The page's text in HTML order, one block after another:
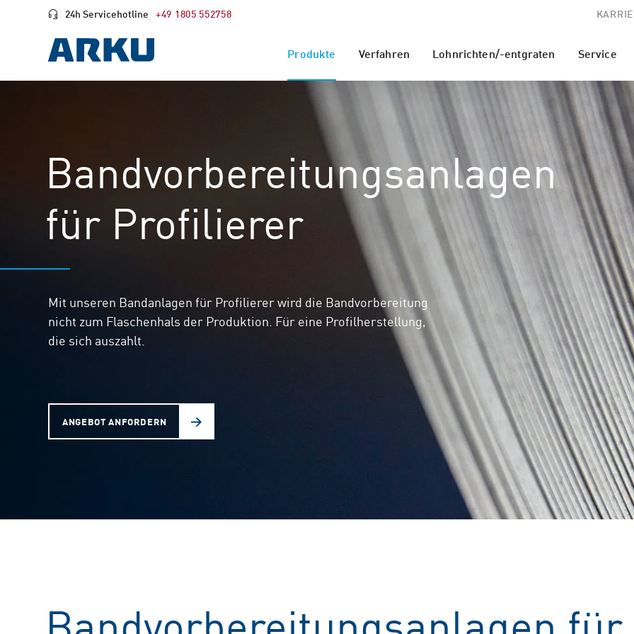
24h Servicehotline +49 1805 552758
Produkte Verfahren Lohnrichten/-entgraten Service
Bandvorbereitungsanlagen
für Profilierer
Mit unseren Bandanlagen für Profilierer wird die Bandvorbereitung
nicht zum Flaschenhals der Produktion. Für eine Profilherstellung,
die sich auszahlt.
ANGEBOT ANFORDERN